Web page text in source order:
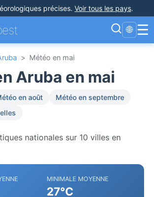
précises. Voir tous les pays.
🌐 ☰
> Météo en mai
Aruba en mai
en août
Météo en septembre
nationales sur 10 villes en
MINIMALE MOYENNE
27°C